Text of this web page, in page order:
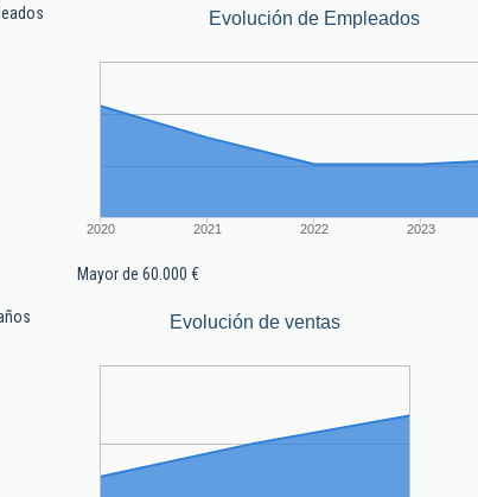
Evolución de Empleados
2020 2021 2022 2023
Mayor de 60.000 €
Evolución de ventas